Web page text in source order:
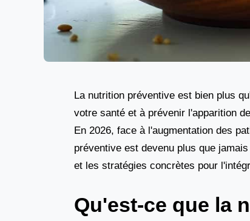
La nutrition préventive est bien plus
votre santé et à prévenir l'apparition
En 2026, face à l'augmentation des
préventive est devenu plus que
et les stratégies concrètes pour
Qu'est-ce que la